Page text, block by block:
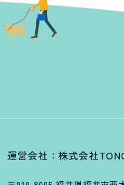
運営会社：株式会社